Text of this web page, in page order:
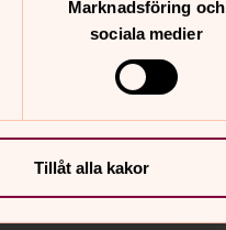
Marknadsföring och
sociala medier
Tillåt alla kakor